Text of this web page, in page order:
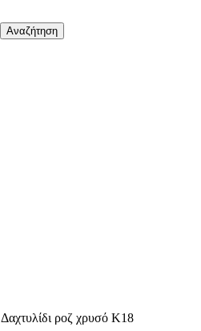
Αναζήτηση
Δαχτυλίδι ροζ χρυσό Κ18